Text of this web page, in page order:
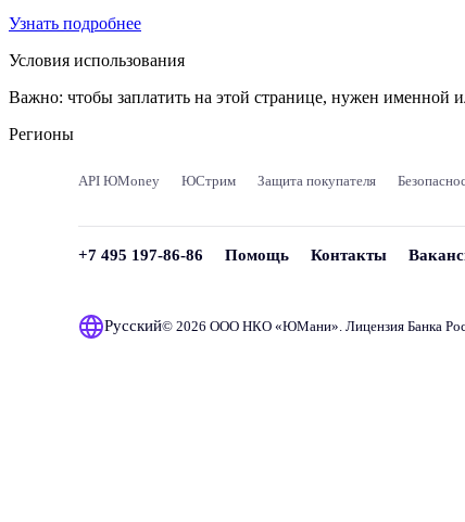
Узнать подробнее
Условия использования
Важно: чтобы заплатить на этой странице, нужен
Регионы
API ЮMoney ЮСтрим Защита покупателя
+7 495 197-86-86 Помощь Контакты
Русский© 2026 ООО НКО «ЮМани». Лицензия Банка